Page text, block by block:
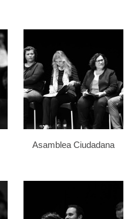
Asamblea Ciudadana